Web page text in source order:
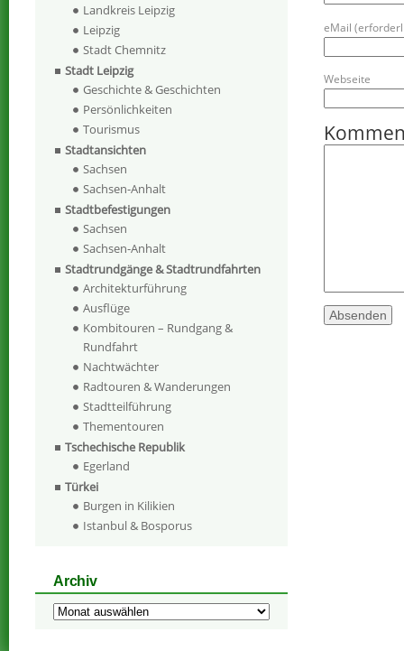
eMail
Webseite
Landkreis Leipzig
Leipzig
Stadt Chemnitz
Stadt Leipzig
Geschichte & Geschichten
Persönlichkeiten
Tourismus
Stadtansichten
Sachsen
Sachsen-Anhalt
Stadtbefestigungen
Sachsen
Sachsen-Anhalt
Stadtrundgänge & Stadtrundfahrten
Architekturführung
Ausflüge
Kombitouren – Rundgang &
Rundfahrt
Nachtwächter
Radtouren & Wanderungen
Stadtteilführung
Thementouren
Tschechische Republik
Egerland
Türkei
Burgen in Kilikien
Istanbul & Bosporus
Archiv
Archiv